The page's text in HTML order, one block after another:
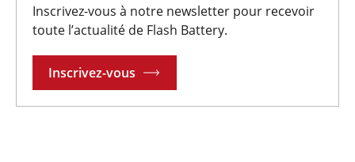
Inscrivez-vous à notre newsletter pour recevoir
toute l’actualité de Flash Battery.
Inscrivez-vous